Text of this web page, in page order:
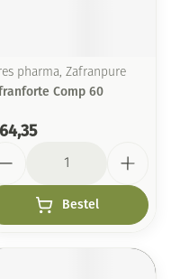
pharma, Zafranpure
Comp 60
Bestel